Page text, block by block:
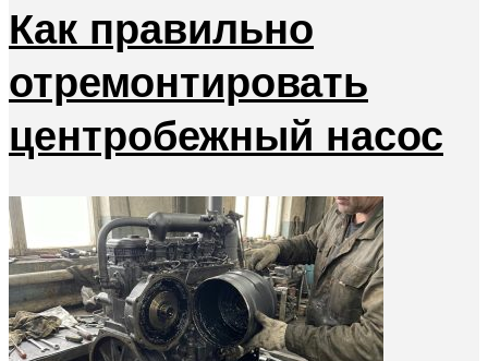
Как правильно
отремонтировать
центробежный насос